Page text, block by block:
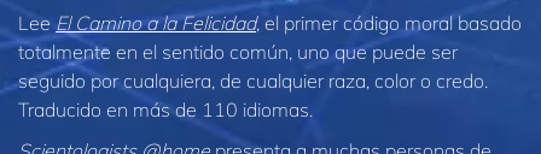
LeeEl Camino a la Felicidad, el primer código moral basado
totalmente en el sentido común, uno que puede ser
seguido por cualquiera, de cualquier raza, color o credo.
Traducido en más de 110 idiomas.